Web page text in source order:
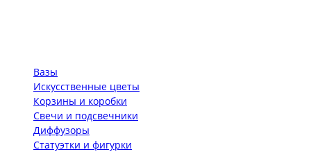
Вазы
Искусственные цветы
Корзины и коробки
Свечи и подсвечники
Диффузоры
Статуэтки и фигурки